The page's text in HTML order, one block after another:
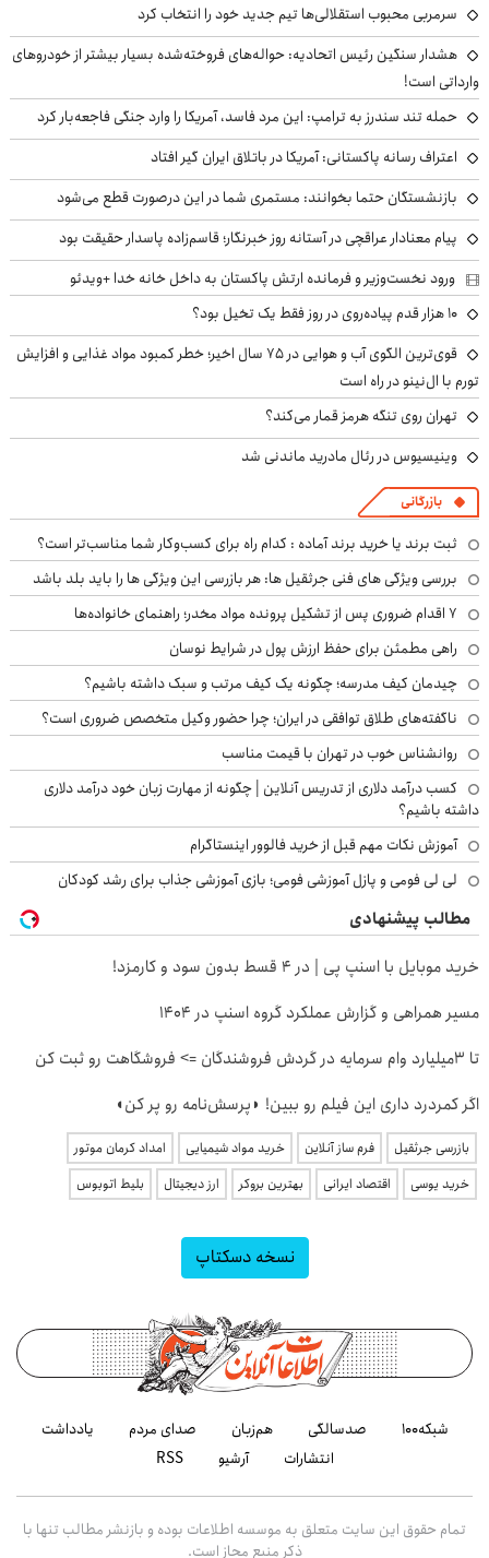
سرمربی محبوب استقلالی‌ها تیم جدید خود را انتخاب کرد
هشدار سنگین رئیس اتحادیه: حواله‌های فروخته‌شده بسیار بیشتر از خودروهای
وارداتی است!
حمله تند سندرز به ترامپ: این مرد فاسد، آمریکا را وارد جنگی فاجعه‌بار کرد
اعتراف رسانه پاکستانی: آمریکا در باتلاق ایران گیر افتاد
بازنشستگان حتما بخوانند: مستمری شما در این درصورت قطع می‌شود
پیام معنادار عراقچی در آستانه روز خبرنگار؛ قاسم‌زاده پاسدار حقیقت بود
ورود نخست‌وزیر و فرمانده ارتش پاکستان به داخل خانه خدا +ویدئو
۱۰ هزار قدم پیاده‌روی در روز فقط یک تخیل بود؟
قوی‌ترین الگوی آب و هوایی در ۷۵ سال اخیر؛ خطر کمبود مواد غذایی و افزایش
تورم با ال‌نینو در راه است
تهران روی تنگه هرمز قمار می‌کند؟
وینیسیوس در رئال مادرید ماندنی شد
بازرگانی
ثبت برند یا خرید برند آماده : کدام راه برای کسب‌وکار شما مناسب‌تر است؟
بررسی ویژگی های فنی جرثقیل ها: هر بازرسی این ویژگی ها را باید بلد باشد
۷ اقدام ضروری پس از تشکیل پرونده مواد مخدر؛ راهنمای خانواده‌ها
راهی مطمئن برای حفظ ارزش پول در شرایط نوسان
چیدمان کیف مدرسه؛ چگونه یک کیف مرتب و سبک داشته باشیم؟
ناگفته‌های طلاق توافقی در ایران؛ چرا حضور وکیل متخصص ضروری است؟
روانشناس خوب در تهران با قیمت مناسب
کسب درآمد دلاری از تدریس آنلاین | چگونه از مهارت زبان خود درآمد دلاری
داشته باشیم؟
آموزش نکات مهم قبل از خرید فالوور اینستاگرام
لی لی فومی و پازل آموزشی فومی؛ بازی آموزشی جذاب برای رشد کودکان
مطالب پیشنهادی
خرید موبایل با اسنپ پی | در ۴ قسط بدون سود و کارمزد!
مسیر همراهی و گزارش عملکرد گروه اسنپ در ۱۴۰۴
تا 3میلیارد وام سرمایه در گردش فروشندگان => فروشگاهت رو ثبت کن
اگر کمردرد داری این فیلم رو ببین! ◗پرسش‌نامه رو پر کن◖
بازرسی جرثقیل فرم ساز آنلاین خرید مواد شیمیایی
امداد کرمان موتور
خرید یوسی
اقتصاد ایرانی بهترین بروکر ارز دیجیتال بلیط اتوبوس
نسخه دسکتاپ
شبکه۱۰۰ صدسالگی هم‌زبان صدای مردم
یادداشت
انتشارات
آرشیو RSS
تمام حقوق این سایت متعلق به موسسه اطلاعات بوده و بازنشر مطالب تنها با
ذکر منبع مجاز است.